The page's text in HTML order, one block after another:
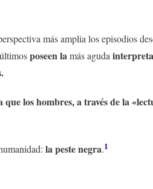
más amplia los episodios
últimosposeen lamás aguda
que los hombres, a través de la
la peste negra.1